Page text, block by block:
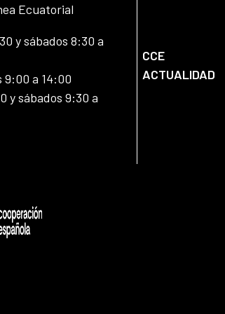
Ecuatorial
y sábados 8:30 a
9:00 a 14:00
y sábados 9:30 a
CCE
ACTUALIDAD